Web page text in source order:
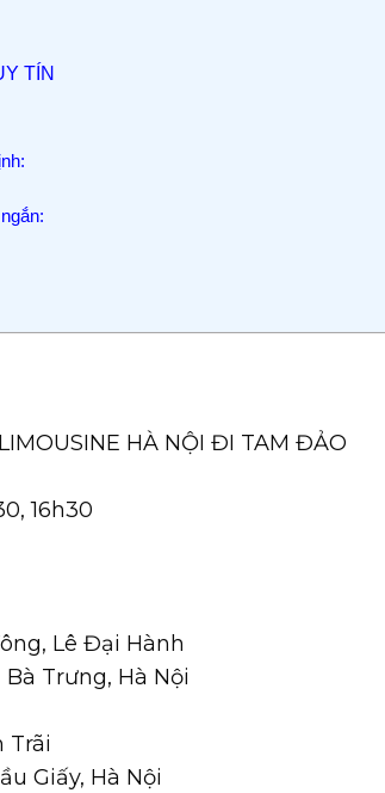
TÍN
HÀ NỘI ĐI TAM ĐẢO
16h30
Lê Đại Hành
Trưng, Hà Nội
Trãi
Giấy, Hà Nội